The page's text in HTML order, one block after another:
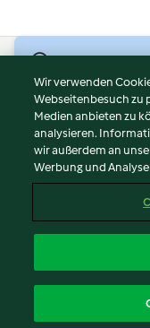
Nutzungsbedingungen
Datenschutzrichtlinien
Disclaimer
Impressum
Inhalt melden
Erklärung zur
Wir verwenden
Webseitenbesuch zu
Medien anbieten zu
analysieren.
wir außerdem an
Werbung und